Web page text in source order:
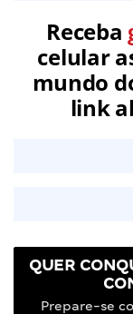
Receba
celular
mundo
link
QUER
Prepare-se